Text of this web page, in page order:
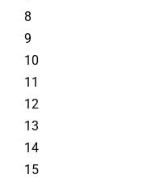
8
9
10
11
12
13
14
15